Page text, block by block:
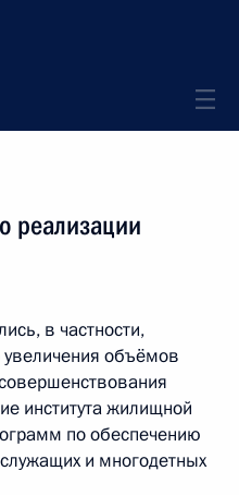
реализации
в частности,
объёмов
института жилищной
по обеспечению
и многодетных